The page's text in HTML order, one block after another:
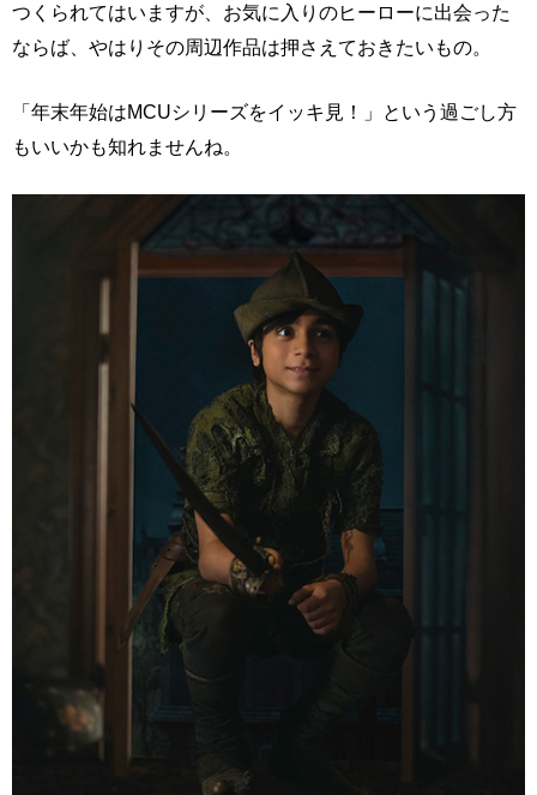
つくられてはいますが、お気に入りのヒーローに出会った
ならば、やはりその周辺作品は押さえておきたいもの。
「年末年始はMCUシリーズをイッキ見！」という過ごし方
もいいかも知れませんね。